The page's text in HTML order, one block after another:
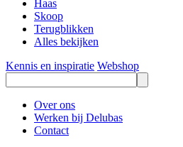
Haas
Skoop
Terugblikken
Alles bekijken
Kennis en inspiratie Webshop
Over ons
Werken bij Delubas
Contact